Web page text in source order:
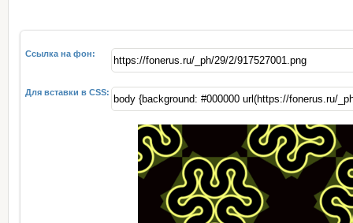
Ссылка на фон:
Для вставки в CSS: